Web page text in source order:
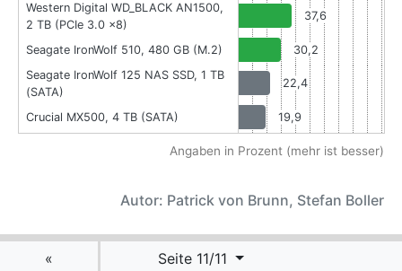
Western Digital WD_BLACK AN1500,
2 TB (PCIe 3.0 x8)
37,6
Seagate IronWolf 510, 480 GB (M.2)
30,2
Seagate IronWolf 125 NAS SSD, 1 TB
(SATA)
22,4
Crucial MX500, 4 TB (SATA) 19,9
Angaben in Prozent (mehr ist besser)
Autor: Patrick von Brunn, Stefan Boller
« Seite 11/11